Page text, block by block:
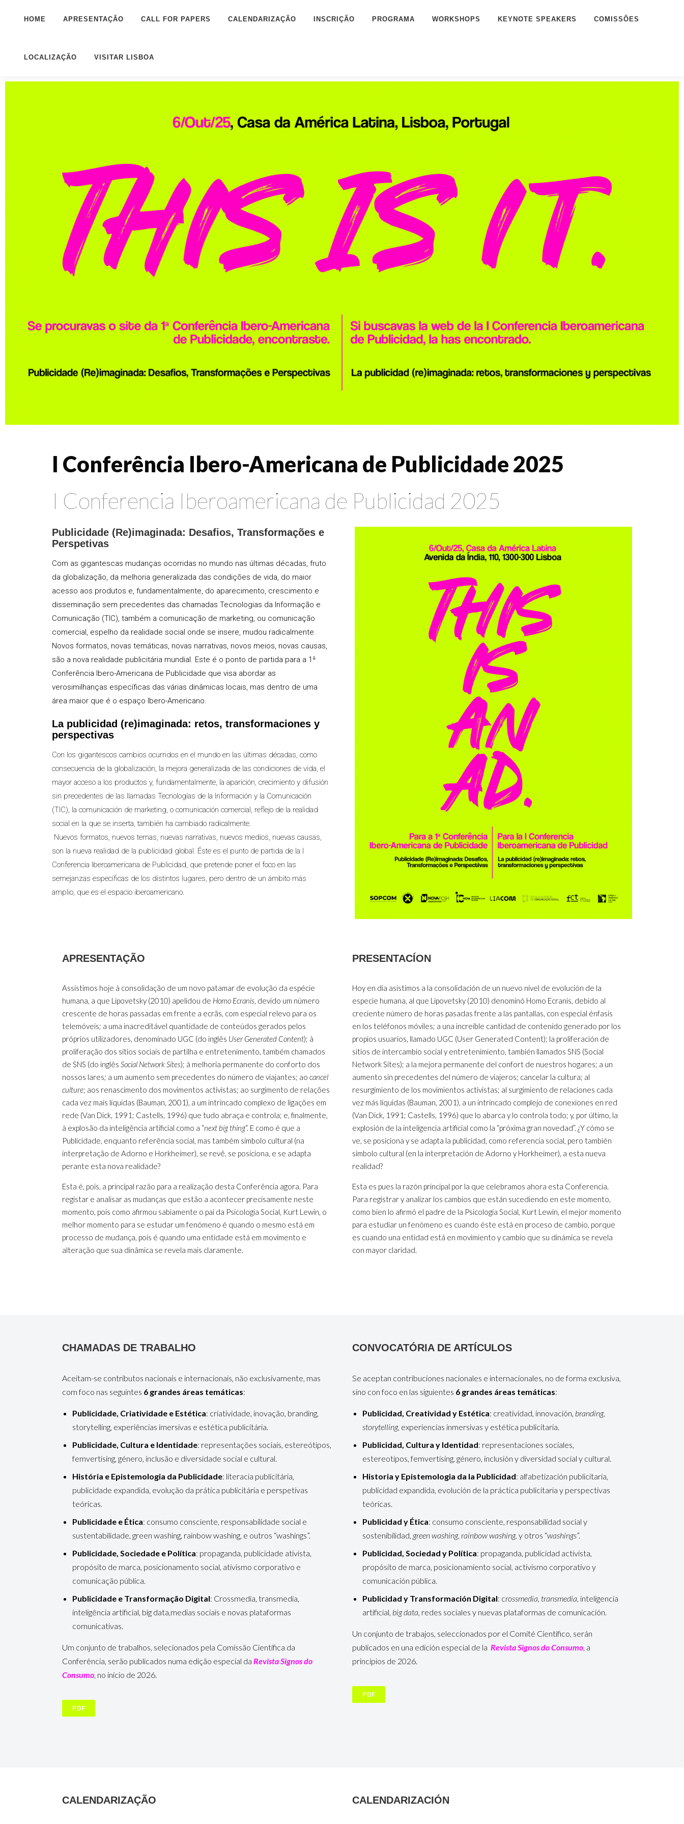
HOME APRESENTAÇÃO CALL FOR PAPERS CALENDARIZAÇÃO INSCRIÇÃO PROGRAMA WORKSHOPS KEYNOTE SPEAKERS COMISSÕES
LOCALIZAÇÃO VISITAR LISBOA
I Conferência Ibero-Americana de Publicidade 2025
I Conferencia Iberoamericana de Publicidad 2025
Publicidade (Re)imaginada: Desafios, Transformações e
Perspetivas
Com as gigantescas mudanças ocorridas no mundo nas últimas décadas, fruto
da globalização, da melhoria generalizada das condições de vida, do maior
acesso aos produtos e, fundamentalmente, do aparecimento, crescimento e
disseminação sem precedentes das chamadas Tecnologias da Informação e
Comunicação (TIC), também a comunicação de marketing, ou comunicação
comercial, espelho da realidade social onde se insere, mudou radicalmente.
Novos formatos, novas temáticas, novas narrativas, novos meios, novas causas,
são a nova realidade publicitária mundial. Este é o ponto de partida para a 1ª
Conferência Ibero-Americana de Publicidade que visa abordar as
verosimilhanças específicas das várias dinâmicas locais, mas dentro de uma
área maior que é o espaço Ibero-Americano.
La publicidad (re)imaginada: retos, transformaciones y
perspectivas
Con los gigantescos cambios ocurridos en el mundo en las últimas décadas, como
consecuencia de la globalización, la mejora generalizada de las condiciones de vida, el
mayor acceso a los productos y, fundamentalmente, la aparición, crecimiento y difusión
sin precedentes de las llamadas Tecnologías de la Información y la Comunicación
(TIC), la comunicación de marketing, o comunicación comercial, reflejo de la realidad
social en la que se inserta, también ha cambiado radicalmente.
Nuevos formatos, nuevos temas, nuevas narrativas, nuevos medios, nuevas causas,
son la nueva realidad de la publicidad global. Éste es el punto de partida de la I
Conferencia Iberoamericana de Publicidad, que pretende poner el foco en las
semejanzas específicas de los distintos lugares, pero dentro de un ámbito más
amplio, que es el espacio iberoamericano.
APRESENTAÇÃO
Assistimos hoje à consolidação de um novo patamar de evolução da espécie
humana, a que Lipovetsky (2010) apelidou de Homo Ecranis, devido um número
crescente de horas passadas em frente a ecrãs, com especial relevo para os
telemóveis; a uma inacreditável quantidade de conteúdos gerados pelos
próprios utilizadores, denominado UGC (do inglês User Generated Content); à
proliferação dos sítios sociais de partilha e entretenimento, também chamados
de SNS (do inglês Social Network Sites); à melhoria permanente do conforto dos
nossos lares; a um aumento sem precedentes do número de viajantes; ao cancel
culture; aos renascimento dos movimentos activistas; ao surgimento de relações
cada vez mais líquidas (Bauman, 2001), a um intrincado complexo de ligações em
rede (Van Dick, 1991; Castells, 1996) que tudo abraça e controla; e, finalmente,
à explosão da inteligência artificial como a “next big thing“. E como é que a
Publicidade, enquanto referência social, mas também símbolo cultural (na
interpretação de Adorno e Horkheimer), se revê, se posiciona, e se adapta
perante esta nova realidade?
Esta é, pois, a principal razão para a realização desta Conferência agora. Para
registar e analisar as mudanças que estão a acontecer precisamente neste
momento, pois como afirmou sabiamente o pai da Psicologia Social, Kurt Lewin, o
melhor momento para se estudar um fenómeno é quando o mesmo está em
processo de mudança, pois é quando uma entidade está em movimento e
alteração que sua dinâmica se revela mais claramente.
PRESENTACÍON
Hoy en día asistimos a la consolidación de un nuevo nivel de evolución de la
especie humana, al que Lipovetsky (2010) denominó Homo Ecranis, debido al
creciente número de horas pasadas frente a las pantallas, con especial énfasis
en los teléfonos móviles; a una increíble cantidad de contenido generado por los
propios usuarios, llamado UGC (User Generated Content); la proliferación de
sitios de intercambio social y entretenimiento, también llamados SNS (Social
Network Sites); a la mejora permanente del confort de nuestros hogares; a un
aumento sin precedentes del número de viajeros; cancelar la cultura; al
resurgimiento de los movimientos activistas; al surgimiento de relaciones cada
vez más líquidas (Bauman, 2001), a un intrincado complejo de conexiones en red
(Van Dick, 1991; Castells, 1996) que lo abarca y lo controla todo; y, por último, la
explosión de la inteligencia artificial como la “próxima gran novedad”. ¿Y cómo se
ve, se posiciona y se adapta la publicidad, como referencia social, pero también
símbolo cultural (en la interpretación de Adorno y Horkheimer), a esta nueva
realidad?
Esta es pues la razón principal por la que celebramos ahora esta Conferencia.
Para registrar y analizar los cambios que están sucediendo en este momento,
como bien lo afirmó el padre de la Psicología Social, Kurt Lewin, el mejor momento
para estudiar un fenómeno es cuando éste está en proceso de cambio, porque
es cuando una entidad está en movimiento y cambio que su dinámica se revela
con mayor claridad.
CHAMADAS DE TRABALHO
Aceitam-se contributos nacionais e internacionais, não exclusivamente, mas
com foco nas seguintes 6 grandes áreas temáticas:
Publicidade, Criatividade e Estética: criatividade, inovação, branding,
storytelling, experiências imersivas e estética publicitária.
Publicidade, Cultura e Identidade: representações sociais, estereótipos,
femvertising, género, inclusão e diversidade social e cultural.
História e Epistemologia da Publicidade: literacia publicitária,
publicidade expandida, evolução da prática publicitária e perspetivas
teóricas.
Publicidade e Ética: consumo consciente, responsabilidade social e
sustentabilidade, green washing, rainbow washing, e outros “washings”.
Publicidade, Sociedade e Política: propaganda, publicidade ativista,
propósito de marca, posicionamento social, ativismo corporativo e
comunicação pública.
Publicidade e Transformação Digital: Crossmedia, transmedia,
inteligência artificial, big data,medias sociais e novas plataformas
comunicativas.
Um conjunto de trabalhos, selecionados pela Comissão Científica da
Conferência, serão publicados numa edição especial da RevistaSignos do
Consumo , no início de 2026.
PDF
CONVOCATÓRIA DE ARTÍCULOS
Se aceptan contribuciones nacionales e internacionales, no de forma exclusiva,
sino con foco en las siguientes 6 grandes áreas temáticas:
Publicidad, Creatividad y Estética: creatividad, innovación, branding,
storytelling, experiencias inmersivas y estética publicitaria.
Publicidad, Cultura y Identidad: representaciones sociales,
estereotipos, femvertising, género, inclusión y diversidad social y cultural.
Historia y Epistemologia da la Publicidad: alfabetización publicitaria,
publicidad expandida, evolución de la práctica publicitaria y perspectivas
teóricas.
Publicidad y Ética: consumo consciente, responsabilidad social y
sostenibilidad, green washing, rainbow washing, y otros “washings”.
Publicidad, Sociedad y Política: propaganda, publicidad activista,
propósito de marca, posicionamiento social, activismo corporativo y
comunicación pública.
Publicidad y Transformación Digital: crossmedia transmedia , inteligencia
artificial, big data, redes sociales y nuevas plataformas de comunicación.
Un conjunto de trabajos, seleccionados por el Comité Científico, serán
publicados en una edición especial de la RevistaSignos do Consumo , a
principios de 2026.
PDF
CALENDARIZAÇÃO CALENDARIZACIÓN